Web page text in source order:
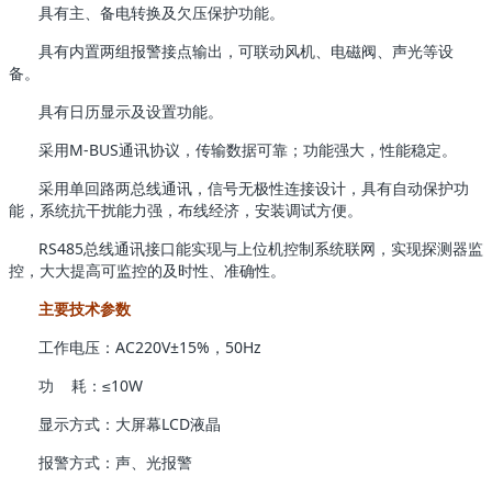
具有主、备电转换及欠压保护功能。
具有内置两组报警接点输出，可联动风机、电磁阀、声光等设
备。
具有日历显示及设置功能。
采用M-BUS通讯协议，传输数据可靠；功能强大，性能稳定。
采用单回路两总线通讯，信号无极性连接设计，具有自动保护功
能，系统抗干扰能力强，布线经济，安装调试方便。
RS485总线通讯接口能实现与上位机控制系统联网，实现探测器监
控，大大提高可监控的及时性、准确性。
主要技术参数
工作电压：AC220V±15%，50Hz
功 耗：≤10W
显示方式：大屏幕LCD液晶
报警方式：声、光报警